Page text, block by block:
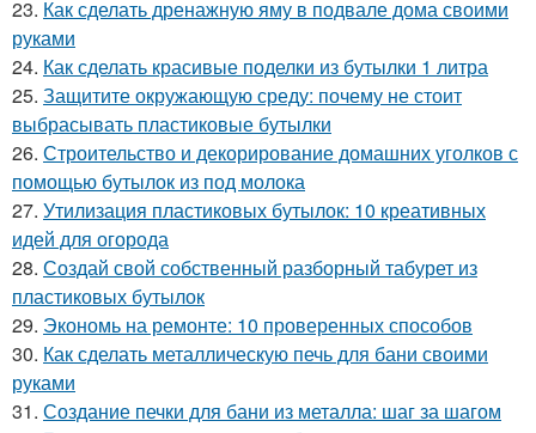
23. Как сделать дренажную яму в подвале дома своими
руками
24. Как сделать красивые поделки из бутылки 1 литра
25. Защитите окружающую среду: почему не стоит
выбрасывать пластиковые бутылки
26. Строительство и декорирование домашних уголков с
помощью бутылок из под молока
27. Утилизация пластиковых бутылок: 10 креативных
идей для огорода
28. Создай свой собственный разборный табурет из
пластиковых бутылок
29. Экономь на ремонте: 10 проверенных способов
30. Как сделать металлическую печь для бани своими
руками
31. Создание печки для бани из металла: шаг за шагом